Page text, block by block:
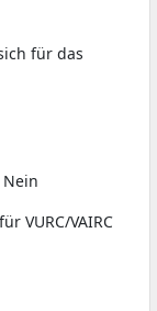
für das
VURC/VAIRC